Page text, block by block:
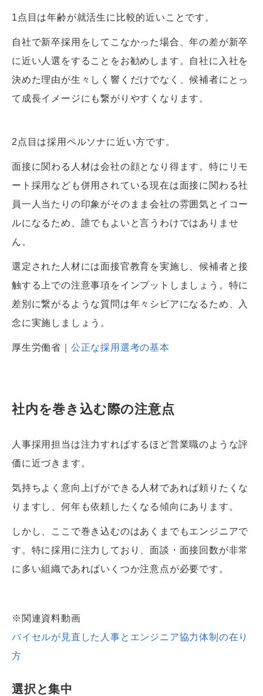
1点目は年齢が就活生に比較的近いことです。
自社で新卒採用をしてこなかった場合、年の差が新卒
に近い人選をすることをお勧めします。自社に入社を
決めた理由が生々しく響くだけでなく、候補者にとっ
て成長イメージにも繋がりやすくなります。
2点目は採用ペルソナに近い方です。
面接に関わる人材は会社の顔となり得ます。特にリモ
ート採用なども併用されている現在は面接に関わる社
員一人当たりの印象がそのまま会社の雰囲気とイコー
ルになるため、誰でもよいと言うわけではありませ
ん。
選定された人材には面接官教育を実施し、候補者と接
触する上での注意事項をインプットしましょう。特に
差別に繋がるような質問は年々シビアになるため、入
念に実施しましょう。
厚生労働省｜ 公正な採用選考の基本
社内を巻き込む際の注意点
人事採用担当は注力すればするほど営業職のような評
価に近づきます。
気持ちよく意向上げができる人材であれば頼りたくな
りますし、何年も依頼したくなる傾向にあります。
しかし、ここで巻き込むのはあくまでもエンジニアで
す。特に採用に注力しており、面談・面接回数が非常
に多い組織であればいくつか注意点が必要です。
※関連資料動画
バイセルが見直した人事とエンジニア協力体制の在り
方
選択と集中